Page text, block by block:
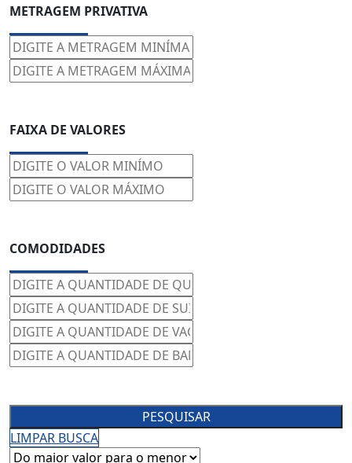
METRAGEM PRIVATIVA
FAIXA DE VALORES
COMODIDADES
PESQUISAR
LIMPAR BUSCA